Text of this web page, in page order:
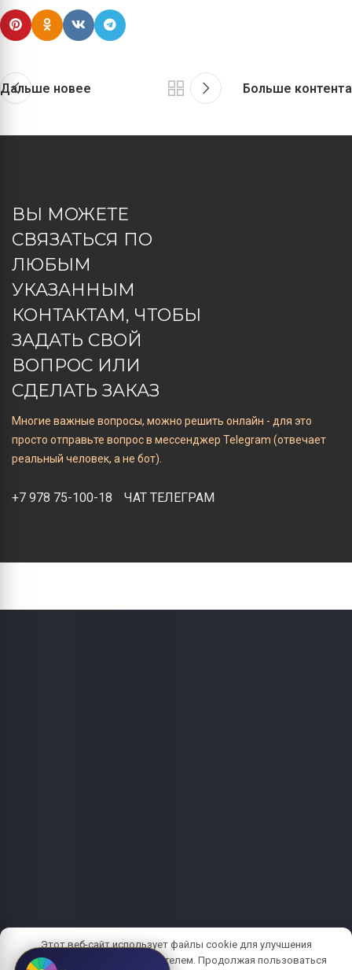
Дальше новее Больше контента
ВЫ МОЖЕТЕ
СВЯЗАТЬСЯ ПО
ЛЮБЫМ
УКАЗАННЫМ
КОНТАКТАМ, ЧТОБЫ
ЗАДАТЬ СВОЙ
ВОПРОС ИЛИ
СДЕЛАТЬ ЗАКАЗ
Многие важные вопросы, можно решить онлайн - для это
просто отправьте вопрос в мессенджер Telegram (отвечает
реальный человек, а не бот).
+7 978 75-100-18 ЧАТ ТЕЛЕГРАМ
Этот веб-сайт использует файлы cookie для улучшения
взаимодействия с пользователем. Продолжая пользоваться